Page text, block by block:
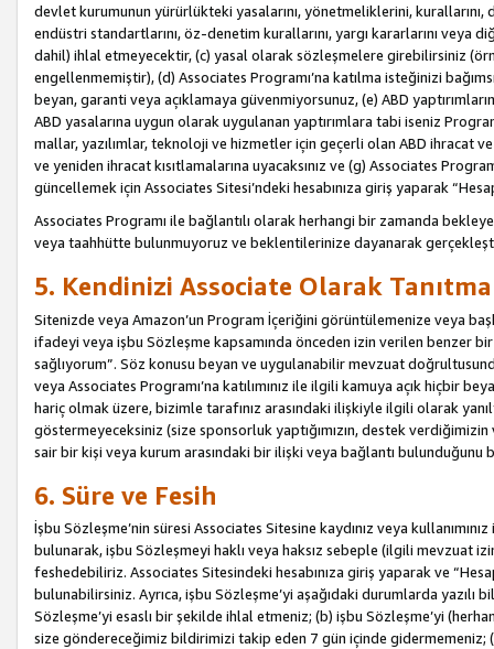
devlet kurumunun yürürlükteki yasalarını, yönetmeliklerini,
endüstri standartlarını, öz-denetim kurallarını, yargı kararlarını
dahil) ihlal etmeyecektir, (c) yasal olarak sözleşmelere girebilirsiniz
engellenmemiştir), (d) Associates Programı’na katılma isteğinizi
beyan, garanti veya açıklamaya güvenmiyorsunuz, (e) ABD
ABD yasalarına uygun olarak uygulanan yaptırımlara tabi iseniz
mallar, yazılımlar, teknoloji ve hizmetler için geçerli olan ABD ihracat
ve yeniden ihracat kısıtlamalarına uyacaksınız ve (g) Associates
güncellemek için Associates Sitesi’ndeki hesabınıza giriş yaparak
Associates Programı ile bağlantılı olarak herhangi bir zamanda
veya taahhütte bulunmuyoruz ve beklentilerinize dayanarak
5. Kendinizi Associate Olarak
Sitenizde veya Amazon’un Program İçeriğini görüntülemenize veya
ifadeyi veya işbu Sözleşme kapsamında önceden izin verilen benzer
sağlıyorum”. Söz konusu beyan ve uygulanabilir mevzuat
veya Associates Programı’na katılımınız ile ilgili kamuya açık hiçbir
hariç olmak üzere, bizimle tarafınız arasındaki ilişkiyle ilgili olarak
göstermeyeceksiniz (size sponsorluk yaptığımızın, destek
sair bir kişi veya kurum arasındaki bir ilişki veya bağlantı bulunduğunu
6. Süre ve Fesih
İşbu Sözleşme’nin süresi Associates Sitesine kaydınız veya
bulunarak, işbu Sözleşmeyi haklı veya haksız sebeple (ilgili mevzuat
feshedebiliriz. Associates Sitesindeki hesabınıza giriş yaparak ve
bulunabilirsiniz. Ayrıca, işbu Sözleşme’yi aşağıdaki durumlarda yazılı
Sözleşme’yi esaslı bir şekilde ihlal etmeniz; (b) işbu Sözleşme’yi
size göndereceğimiz bildirimizi takip eden 7 gün içinde gidermemeniz;